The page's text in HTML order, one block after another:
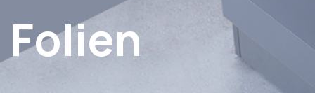
Folien